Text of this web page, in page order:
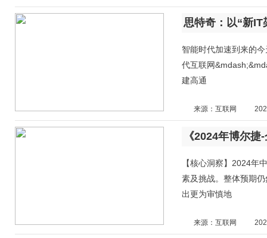
智能时代加速到来的
代互联网
建高通
来源：互联网
【核心洞察】2024年
素及挑战。整体预期
出更为审慎地
来源：互联网